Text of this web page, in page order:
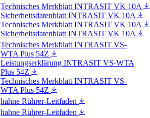
Technisches Merkblatt INTRASIT VK 10A
Sicherheitsdatenblatt INTRASIT VK 10A
Technisches Merkblatt INTRASIT VK 10A
Sicherheitsdatenblatt INTRASIT VK 10A
Technisches Merkblatt INTRASIT VS-
WTA Plus 54Z
Leistungserklärung INTRASIT VS-WTA
Plus 54Z
Technisches Merkblatt INTRASIT VS-
WTA Plus 54Z
hahne Rührer-Leitfaden
hahne Rührer-Leitfaden